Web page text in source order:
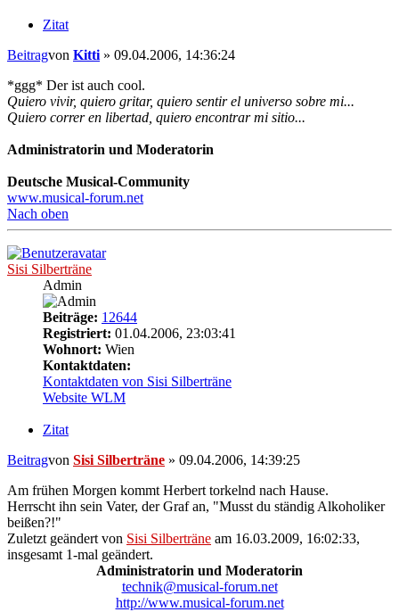
Zitat
Beitragvon Kitti » 09.04.2006, 14:36:24
*ggg* Der ist auch cool.
Quiero vivir, quiero gritar, quiero sentir el universo sobre mi...
Quiero correr en libertad, quiero encontrar mi sitio...
Administratorin und Moderatorin
Deutsche Musical-Community
www.musical-forum.net
Nach oben
Sisi Silberträne
Admin
Beiträge: 12644
Registriert: 01.04.2006, 23:03:41
Wohnort: Wien
Kontaktdaten:
Kontaktdaten von Sisi Silberträne
Website WLM
Zitat
Beitragvon Sisi Silberträne » 09.04.2006, 14:39:25
Am frühen Morgen kommt Herbert torkelnd nach Hause.
Herrscht ihn sein Vater, der Graf an, "Musst du ständig Alkoholiker
beißen?!"
Zuletzt geändert von Sisi Silberträne am 16.03.2009, 16:02:33,
insgesamt 1-mal geändert.
Administratorin und Moderatorin
technik@musical-forum.net
http://www.musical-forum.net